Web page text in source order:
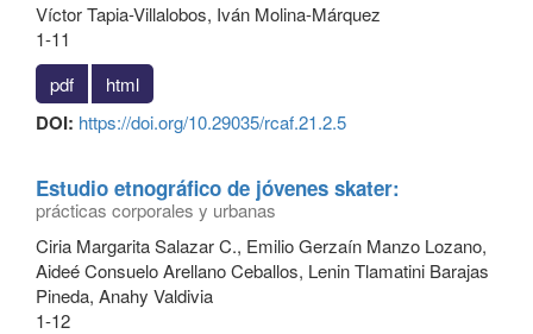
Víctor Tapia-Villalobos, Iván Molina-Márquez
1-11
pdf
html
DOI: https://doi.org/10.29035/rcaf.21.2.5
Estudio etnográfico de jóvenes skater:
prácticas corporales y urbanas
Ciria Margarita Salazar C., Emilio Gerzaín Manzo Lozano,
Aideé Consuelo Arellano Ceballos, Lenin Tlamatini Barajas
Pineda, Anahy Valdivia
1-12